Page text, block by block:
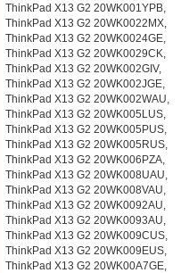
ThinkPad X13 G2 20WK001YPB,
ThinkPad X13 G2 20WK0022MX,
ThinkPad X13 G2 20WK0024GE,
ThinkPad X13 G2 20WK0029CK,
ThinkPad X13 G2 20WK002GIV,
ThinkPad X13 G2 20WK002JGE,
ThinkPad X13 G2 20WK002WAU,
ThinkPad X13 G2 20WK005LUS,
ThinkPad X13 G2 20WK005PUS,
ThinkPad X13 G2 20WK005RUS,
ThinkPad X13 G2 20WK006PZA,
ThinkPad X13 G2 20WK008UAU,
ThinkPad X13 G2 20WK008VAU,
ThinkPad X13 G2 20WK0092AU,
ThinkPad X13 G2 20WK0093AU,
ThinkPad X13 G2 20WK009CUS,
ThinkPad X13 G2 20WK009EUS,
ThinkPad X13 G2 20WK00A7GE,